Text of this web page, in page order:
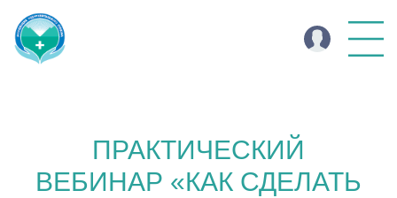
ПРАКТИЧЕСКИЙ
ВЕБИНАР «КАК СДЕЛАТЬ